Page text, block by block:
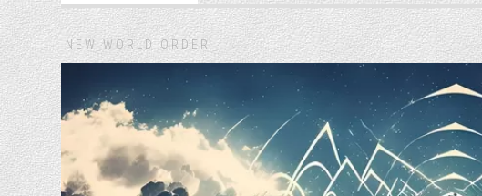
NEW WORLD ORDER